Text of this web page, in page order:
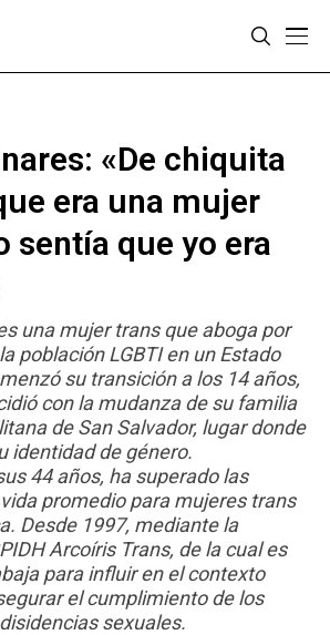
«De chiquita
era una mujer
sentía que yo era
una mujer trans que aboga por
población LGBTI en un Estado
su transición a los 14 años,
con la mudanza de su familia
de San Salvador, lugar donde
identidad de género.
44 años, ha superado las
promedio para mujeres trans
Desde 1997, mediante la
Arcoíris Trans, de la cual es
para influir en el contexto
el cumplimiento de los
sexuales.